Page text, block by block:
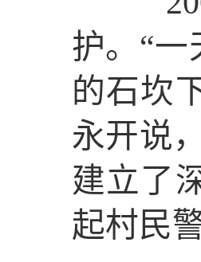
护。“
的石坎
永开说
建立了
起村民